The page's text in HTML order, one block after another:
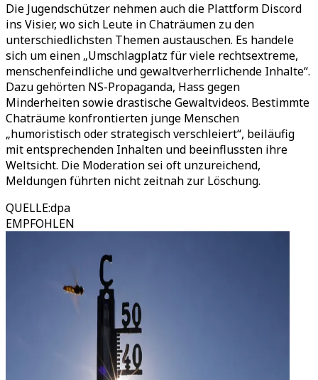
Die Jugendschützer nehmen auch die Plattform Discord
ins Visier, wo sich Leute in Chaträumen zu den
unterschiedlichsten Themen austauschen. Es handele
sich um einen „Umschlagplatz für viele rechtsextreme,
menschenfeindliche und gewaltverherrlichende Inhalte“.
Dazu gehörten NS-Propaganda, Hass gegen
Minderheiten sowie drastische Gewaltvideos. Bestimmte
Chaträume konfrontierten junge Menschen
„humoristisch oder strategisch verschleiert“, beiläufig
mit entsprechenden Inhalten und beeinflussten ihre
Weltsicht. Die Moderation sei oft unzureichend,
Meldungen führten nicht zeitnah zur Löschung.
QUELLE:dpa
EMPFOHLEN